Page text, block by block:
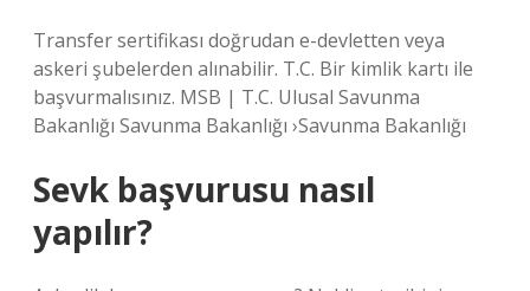
Transfer sertifikası doğrudan e-devletten veya
askeri şubelerden alınabilir. T.C. Bir kimlik kartı ile
başvurmalısınız. MSB | T.C. Ulusal Savunma
Bakanlığı Savunma Bakanlığı ›Savunma Bakanlığı
Sevk başvurusu nasıl
yapılır?